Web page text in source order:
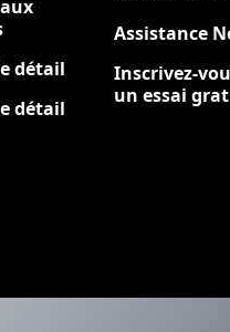
détail
détail
Assistance
Inscrivez-
un essai